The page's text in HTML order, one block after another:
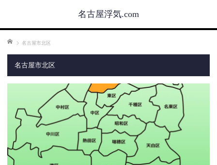
名古屋浮気.com
ホーム 名古屋市北区
名古屋市北区